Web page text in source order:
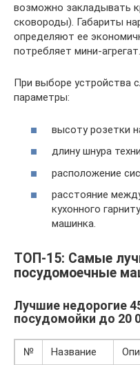
возможно закладывать
сковороды). Габариты
определяют ее
потребляет мини-агрегат.
При выборе устройства
параметры:
высоту розетки
длину шнура
расположение
расстояние
кухонного
машинка.
ТОП-15: Самые
посудомоечные
Лучшие недорогие
посудомойки до 20
№ Название